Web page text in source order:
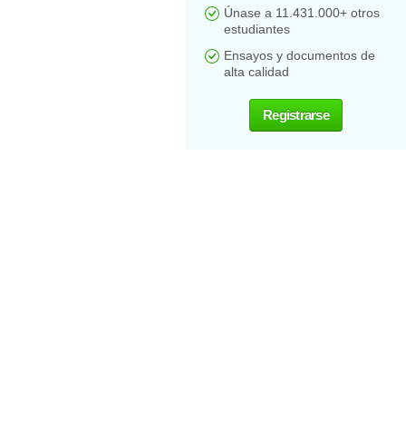
Únase a 11.431.000+ otros
estudiantes
Ensayos y documentos de
alta calidad
Registrarse